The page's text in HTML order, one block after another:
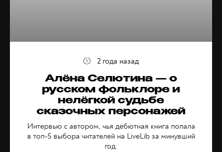
Алёна Селютина — о
русском фольклоре и
нелёгкой судьбе
сказочных персонажей
Интервью с автором, чья дебютная книга попала
в топ-5 выбора читателей на LiveLib за минувший
год.
2 года назад